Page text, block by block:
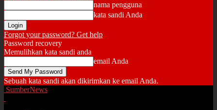
nama pengguna
kata sandi Anda
Forgot your password? Get help
Password recovery
Memulihkan kata sandi anda
email Anda
Sebuah kata sandi akan dikirimkan ke email Anda.
SumberNews